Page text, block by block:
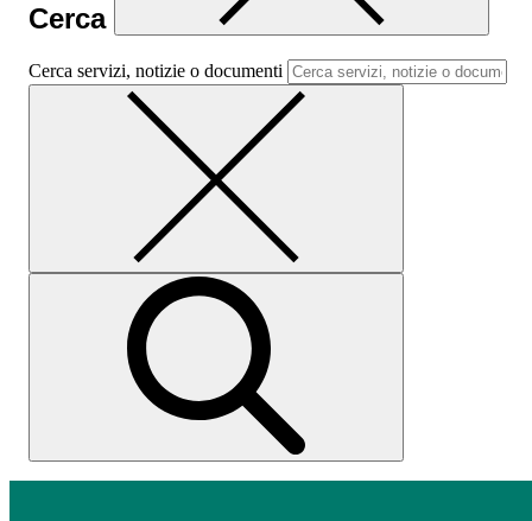
Cerca
Cerca servizi, notizie o documenti